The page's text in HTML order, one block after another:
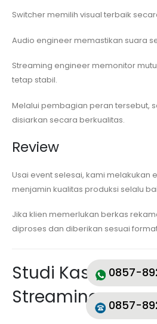
Switcher memilih visual terbaik
Audio engineer memastikan suara
Streaming engineer memonitor
tetap stabil.
Melalui pembagian peran tersebut,
disiarkan secara berkualitas.
Review
Usai event selesai, kami melakukan
menjamin kualitas produksi selalu
Jika klien memerlukan berkas
diproses dan diberikan sesuai
Studi Kasus
Streaming
0857-
0857-